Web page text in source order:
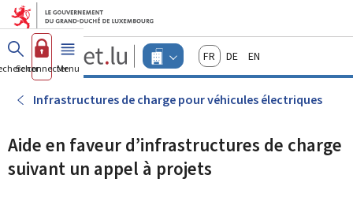
Aller au menu principal
Aller au contenu
Guichet.lu
Changer
d'espace
Menu
actif
FrançaisDeutschEnglish
Se connecterMenu principal
Infrastructures de charge pour véhicules électriques
Aide en faveur d’infrastructures de charge
suivant un appel à projets